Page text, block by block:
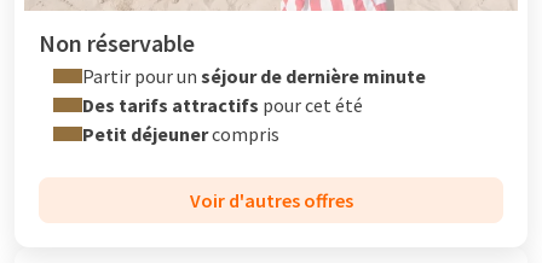
Non réservable
Partir pour un séjour de dernière minute
Des tarifs attractifs pour cet été
Petit déjeunercompris
Voir d'autres offres